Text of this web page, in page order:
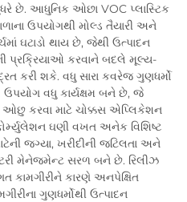
છે. આધુનિક ઓછા VOC પ્લાસ્ટિક
ઉપયોગથી મોલ્ડ તૈયારી અને
ઘટાડો થાય છે, જેથી ઉત્પાદન
પ્રક્રિયાઓ કરવાને બદલે મૂલ્ય-
કરી શકે. વધુ સારા કવરેજ ગુણધર્મો
વધુ કાર્યક્ષમ બને છે, જે
કરવા માટે ચોક્કસ એપ્લિકેશન
ઘણી વખત અનેક વિશિષ્ટ
જગ્યા, ખરીદીની જટિલતા અને
મેનેજમેન્ટ સરળ બને છે. રિલીઝ
કારણે અનપેક્ષિત
ગુણધર્મોથી ઉત્પાદન